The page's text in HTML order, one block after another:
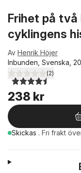
Frihet på två
cyklingens
Av Henrik Höjer
Inbunden, Svenska,
4,5utav 5 stjärnor.
(2)
238 kr
Skickas . Fri frakt